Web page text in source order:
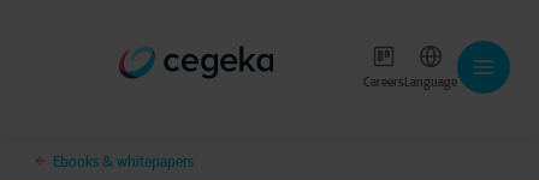
CareersLanguage
Ebooks & whitepapers